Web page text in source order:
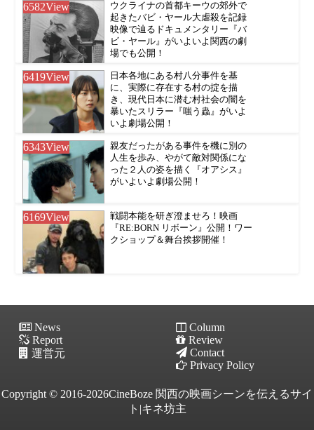
6582View
ウクライナの首都キーウの郊外で
起きたバビ・ヤール大虐殺を記録
映像で辿るドキュメンタリー『バ
ビ・ヤール』がいよいよ関西の劇
場でも公開！
6419View
日本各地にある村八分事件を基
に、実際に存在する村の掟を描
き、現代日本に潜む村社会の闇を
暴いたスリラー『嗤う蟲』がいよ
いよ劇場公開！
6343View
親友だったがある事件を機に別の
人生を歩み、やがて敵対関係にな
った２人の姿を描く『オアシス』
がいよいよ劇場公開！
6169View
戦闘本能を研ぎ澄ませろ！映画
『RE:BORN リボーン』公開！ワー
クショップ＆舞台挨拶開催！
News
Column
Report
Review
運営元
Contact
Privacy Policy
Copyright © 2016-2026CineBoze 関西の映画シーンを伝えるサイ
ト|キネ坊主